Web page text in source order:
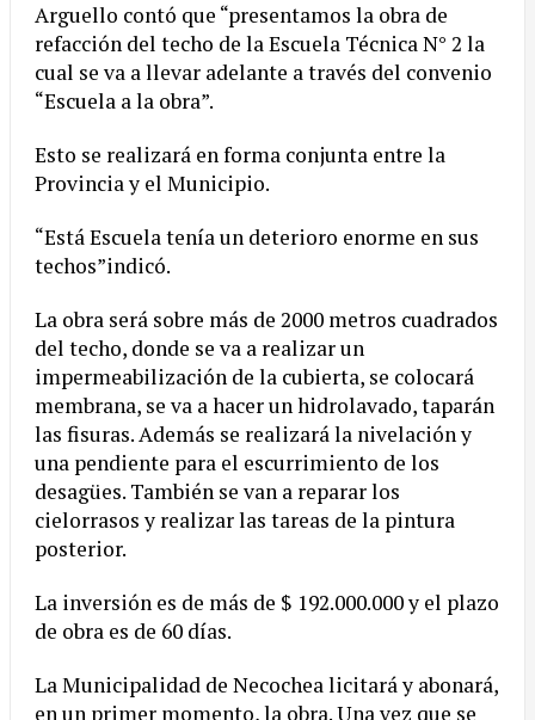
Arguello contó que “presentamos la obra de
refacción del techo de la Escuela Técnica N° 2 la
cual se va a llevar adelante a través del convenio
“Escuela a la obra”.
Esto se realizará en forma conjunta entre la
Provincia y el Municipio.
“Está Escuela tenía un deterioro enorme en sus
techos”indicó.
La obra será sobre más de 2000 metros cuadrados
del techo, donde se va a realizar un
impermeabilización de la cubierta, se colocará
membrana, se va a hacer un hidrolavado, taparán
las fisuras. Además se realizará la nivelación y
una pendiente para el escurrimiento de los
desagües. También se van a reparar los
cielorrasos y realizar las tareas de la pintura
posterior.
La inversión es de más de $ 192.000.000 y el plazo
de obra es de 60 días.
La Municipalidad de Necochea licitará y abonará,
en un primer momento, la obra. Una vez que se